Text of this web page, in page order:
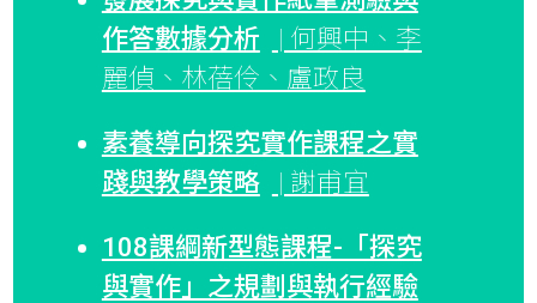
作答數據分析
| 何興中、李
麗偵、林蓓伶、盧政良
素養導向探究實作課程之實
踐與教學策略
| 謝甫宜
108課綱新型態課程-「探究
與實作」之規劃與執行經驗